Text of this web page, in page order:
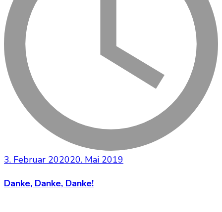
3. Februar 202020. Mai 2019
Danke, Danke, Danke!